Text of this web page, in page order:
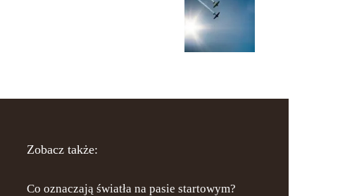
Zobacz także:
Co oznaczają światła na pasie startowym?